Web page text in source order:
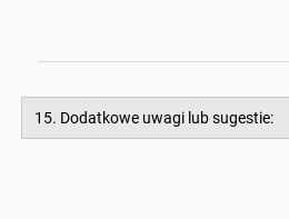
15. Dodatkowe uwagi lub sugestie: